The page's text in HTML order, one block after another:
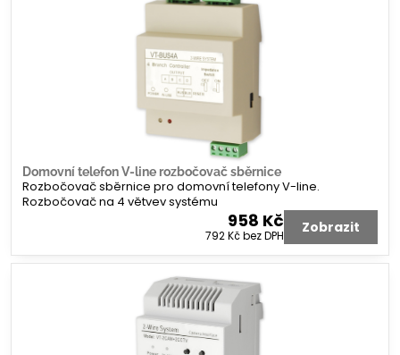
Domovní telefon V-line rozbočovač sběrnice
Rozbočovač sběrnice pro domovní telefony V-line.
Rozbočovač na 4 větvev systému
958 Kč
792 Kčbez DPH Zobrazit